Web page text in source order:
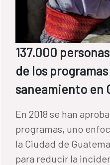
137.000
de los
saneamiento en
En 2018 se han
programas, uno
la Ciudad de
para reducir la